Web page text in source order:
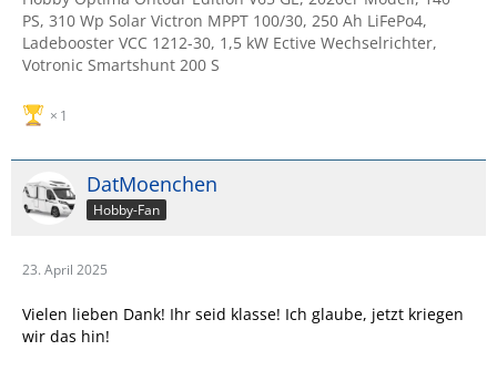
PS, 310 Wp Solar Victron MPPT 100/30, 250 Ah LiFePo4,
Ladebooster VCC 1212-30, 1,5 kW Ective Wechselrichter,
Votronic Smartshunt 200 S
1
DatMoenchen
Hobby-Fan
23. April 2025
Vielen lieben Dank! Ihr seid klasse! Ich glaube, jetzt kriegen
wir das hin!